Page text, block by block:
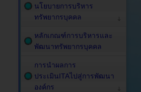
นโยบายการบริหาร
ทรัพยากรบุคคล
หลักเกณฑ์การบริหารและ
พัฒนาทรัพยากรบุคคล
การนำผลการ
ประเมินITAไปสู่การพัฒนา
องค์กร